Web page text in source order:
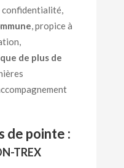
, propice à
de plus de
de pointe :
TREX